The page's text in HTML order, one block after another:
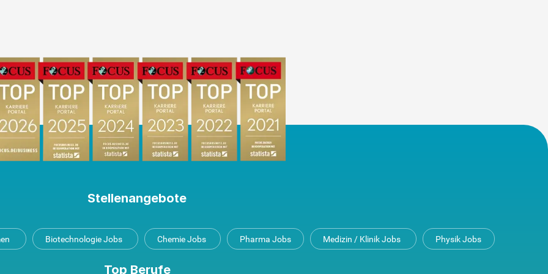
Stellenangebote
Biotechnologie Jobs Chemie Jobs Pharma Jobs Medizin / Klinik Jobs Physik Jobs
Top Berufe